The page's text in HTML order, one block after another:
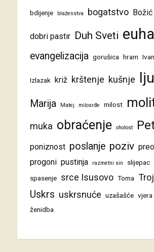
bdijenje blaženstva bogatstvo Božić
dobri pastir Duh Sveti
evangelizacija gorušica hram
Izlazak križ krštenje kušnje
Marija Matej milosrđe milost
muka obraćenje oholost
poniznost poslanje poziv
progoni pustinja razmetni sin slijepac
spasenje srce Isusovo Toma
Uskrs uskrsnuće uzašašće vjera
ženidba